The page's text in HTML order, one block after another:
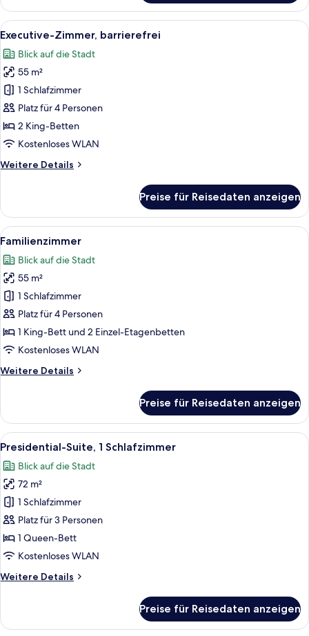
(Run
Of
House
Alle
Fotos
für
Executive-
Zimmer,
barrierefrei
anzeigen
Ein modernes Hotelzimmer mit Bett,
6
Executive-Zimmer, barrierefrei
Blick auf die Stadt
55 m²
1 Schlafzimmer
Platz für 4 Personen
2 King-Betten
Kostenloses WLAN
Weitere Details
Weitere
Zimmer,
barrierefrei
Preise für Reisedaten anzeigen
Alle
Fotos
für
Familienzimmer
anzeigen
Ein Hotelzimmer mit Zelt, Stuhl und
11
Familienzimmer
Blick auf die Stadt
55 m²
1 Schlafzimmer
Platz für 4 Personen
1 King-Bett und 2 Einzel-Etagenbetten
Kostenloses WLAN
Weitere Details
Weitere
Preise für Reisedaten anzeigen
Alle
Fotos
für
Presidential-
Suite,
1
Schlafzimmer
anzeigen
Ein modernes Hotelzimmer mit
12
Presidential-Suite, 1 Schlafzimmer
Blick auf die Stadt
72 m²
1 Schlafzimmer
Platz für 3 Personen
1 Queen-Bett
Kostenloses WLAN
Weitere Details
Weitere
Suite,
Preise für Reisedaten anzeigen